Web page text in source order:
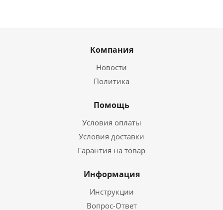
Компания
Новости
Политика
Помощь
Условия оплаты
Условия доставки
Гарантия на товар
Информация
Инструкции
Вопрос-Ответ